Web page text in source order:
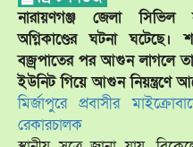
নারায়ণগঞ্জ জেলা সিভিল
অগ্নিকাণ্ডের ঘটনা
বজ্রপাতের পর আগুন লাগলে
ইউনিট গিয়ে আগুন নিয়ন্ত্রণে
মির্জাপুরে প্রবাসীর
রেকারচালক